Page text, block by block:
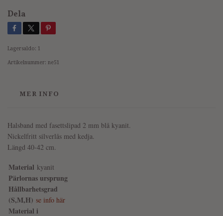
Dela
Lagersaldo: 1
Artikelnummer: ne51
MER INFO
Halsband med fasettslipad 2 mm blå kyanit.
Nickelfritt silverlås med kedja.
Längd 40-42 cm.
Material kyanit
Pärlornas ursprung
Hållbarhetsgrad
(S,M,H) se info här
Material i